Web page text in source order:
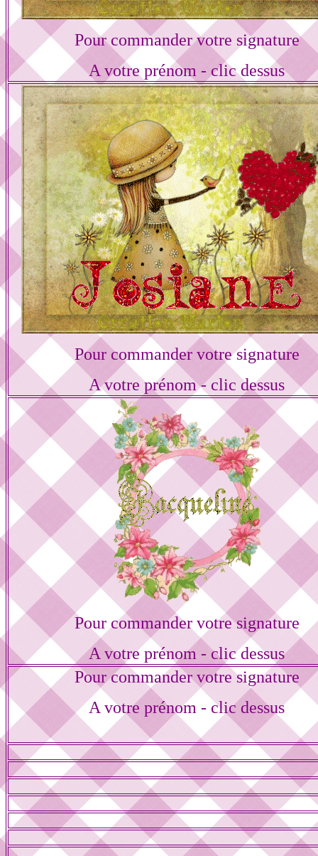
Pour commander votre signature
A votre prénom - clic dessus
Pour commander votre signature
A votre prénom - clic dessus
Pour commander votre signature
A votre prénom - clic dessus
Pour commander votre signature
A votre prénom - clic dessus